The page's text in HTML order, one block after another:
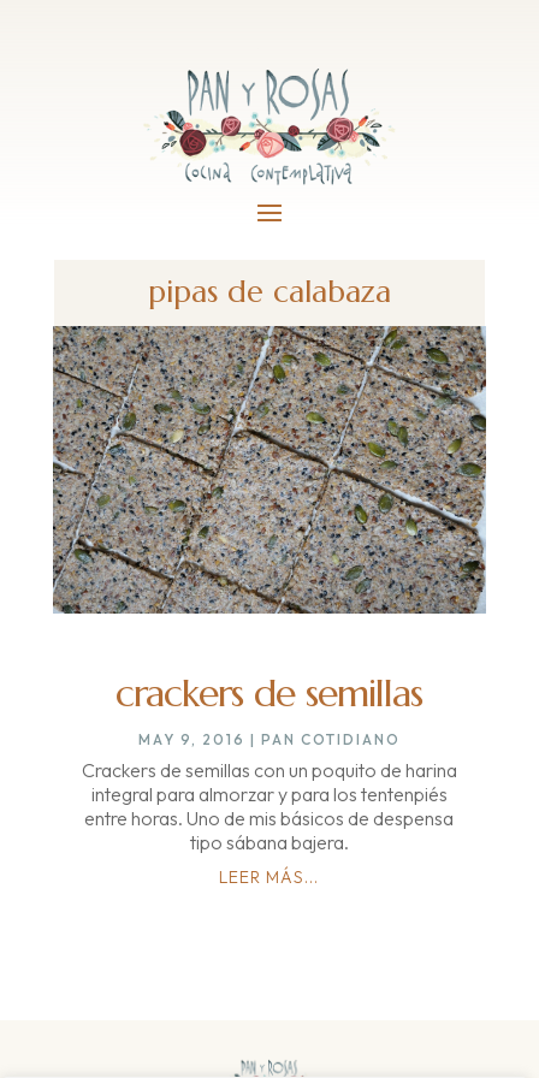
pipas de calabaza
crackers de semillas
MAY 9, 2016 | PAN COTIDIANO
Crackers de semillas con un poquito de harina
integral para almorzar y para los tentenpiés
entre horas. Uno de mis básicos de despensa
tipo sábana bajera.
LEER MÁS...